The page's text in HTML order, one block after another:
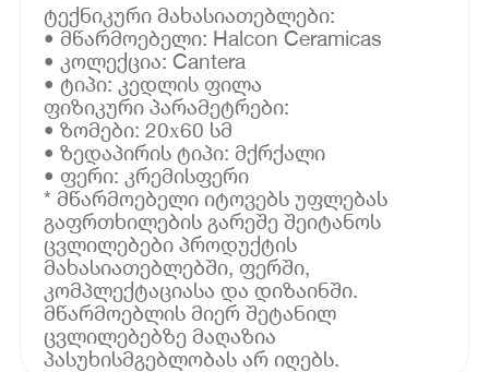
ტექნიკური მახასიათებლები:
• მწარმოებელი: Halcon Ceramicas
• კოლექცია: Cantera
• ტიპი: კედლის ფილა
ფიზიკური პარამეტრები:
• ზომები: 20х60 სმ
• ზედაპირის ტიპი: მქრქალი
• ფერი: კრემისფერი
* მწარმოებელი იტოვებს უფლებას
გაფრთხილების გარეშე შეიტანოს
ცვლილებები პროდუქტის
მახასიათებლებში, ფერში,
კომპლექტაციასა და დიზაინში.
მწარმოებლის მიერ შეტანილ
ცვლილებებზე მაღაზია
პასუხისმგებლობას არ იღებს.